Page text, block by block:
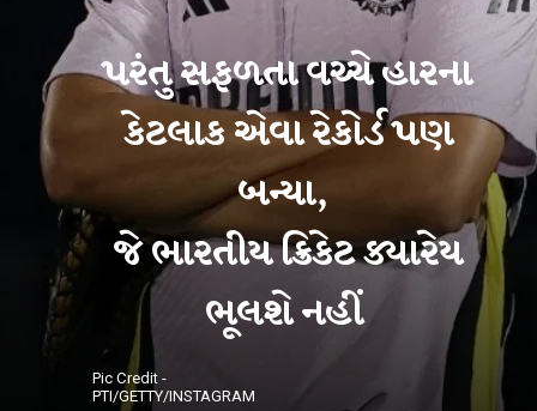
પરંતુ સફળતા વચ્ચે હારના
કેટલાક એવા રેકોર્ડ પણ
બન્યા,
જે ભારતીય ક્રિકેટ ક્યારેય
ભૂલશે નહીં
Pic Credit -